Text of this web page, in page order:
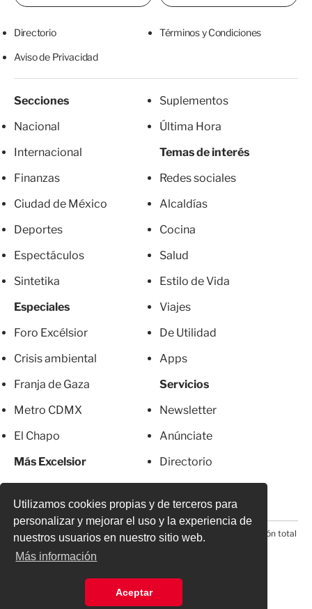
Utilizamos cookies propias y de terceros para
personalizar y mejorar el uso y la experiencia de
nuestros usuarios en nuestro sitio web.
Más información
Aceptar
Directorio Términos y Condiciones
Aviso de Privacidad
Secciones
Nacional
Internacional
Finanzas
Ciudad de México
Deportes
Espectáculos
Sintetika
Especiales
Foro Excélsior
Crisis ambiental
Franja de Gaza
Metro CDMX
El Chapo
Más Excelsior
Suplementos
Última Hora
Temas de interés
Redes sociales
Alcaldías
Cocina
Salud
Estilo de Vida
Viajes
De Utilidad
Apps
Servicios
Newsletter
Anúnciate
Directorio
© 2026 Todos los derechos reservados. Prohibida la reproducción total
o parcial, incluyendo cualquier medio electrónico*